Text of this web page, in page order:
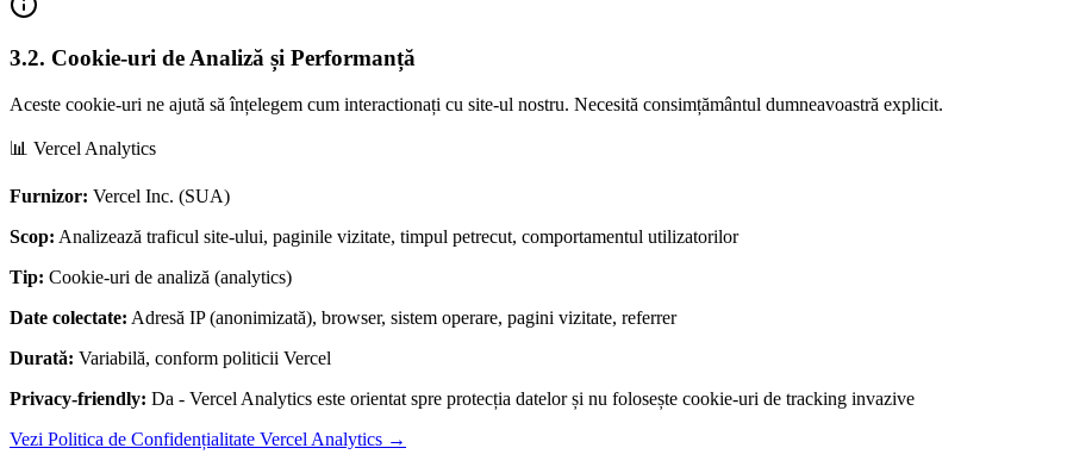
3.2. Cookie-uri de Analiză și Performanță
Aceste cookie-uri ne ajută să înțelegem cum interactionați cu site-ul nostru. Necesită consimțământul dumneavoastră explicit.
📊 Vercel Analytics
Furnizor: Vercel Inc. (SUA)
Scop: Analizează traficul site-ului, paginile vizitate, timpul petrecut, comportamentul utilizatorilor
Tip: Cookie-uri de analiză (analytics)
Date colectate: Adresă IP (anonimizată), browser, sistem operare, pagini vizitate, referrer
Durată: Variabilă, conform politicii Vercel
Privacy-friendly: Da - Vercel Analytics este orientat spre protecția datelor și nu folosește cookie-uri de tracking invazive
Vezi Politica de Confidențialitate Vercel Analytics →